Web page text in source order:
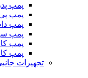
پمپ
پمپ
پمپ
پمپ
پمپ
پمپ
تجهیزات